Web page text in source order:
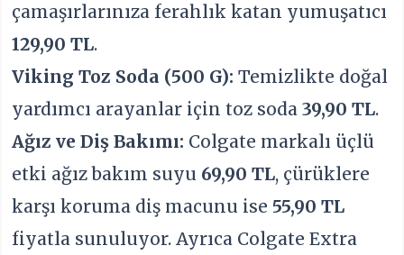
çamaşırlarınıza ferahlık katan yumuşatıcı
129,90 TL.
Viking Toz Soda (500 G): Temizlikte doğal
yardımcı arayanlar için toz soda39,90 TL.
Ağız ve Diş Bakımı: Colgate markalı üçlü
etki ağız bakım suyu 69,90 TL, çürüklere
karşı koruma diş macunu ise 55,90 TL
fiyatla sunuluyor. Ayrıca Colgate Extra